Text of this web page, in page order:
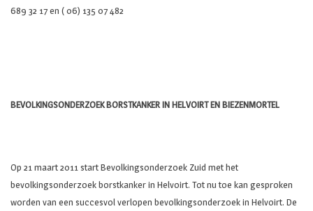
689 32 17 en ( 06) 135 07 482
BEVOLKINGSONDERZOEK BORSTKANKER IN HELVOIRT EN BIEZENMORTEL
Op 21 maart 2011 start Bevolkingsonderzoek Zuid met het
bevolkingsonderzoek borstkanker in Helvoirt. Tot nu toe kan gesproken
worden van een succesvol verlopen bevolkingsonderzoek in Helvoirt. De